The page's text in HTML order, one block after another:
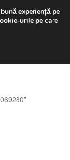
6816
experiență pe
urile pe care